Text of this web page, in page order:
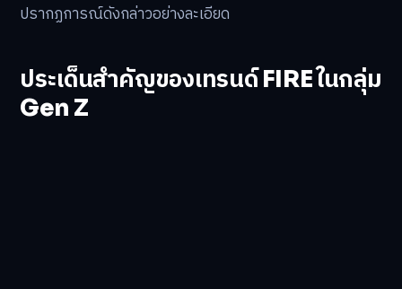
ปรากฏการณ์ดังกล่าวอย่างละเอียด
ประเด็นสำคัญของเทรนด์ FIRE ในกลุ่ม
Gen Z